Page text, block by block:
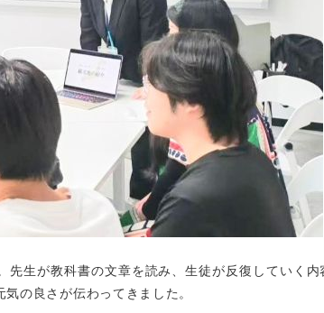
先生が教科書の文章を読み、生徒が反復していく
の良さが伝わってきました。